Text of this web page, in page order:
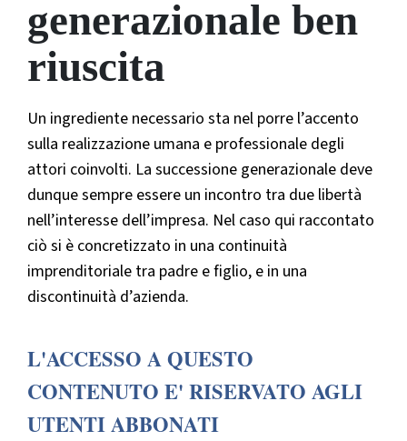
generazionale ben
riuscita
Un ingrediente necessario sta nel porre l’accento
sulla realizzazione umana e professionale degli
attori coinvolti. La successione generazionale deve
dunque sempre essere un incontro tra due libertà
nell’interesse dell’impresa. Nel caso qui raccontato
ciò si è concretizzato in una continuità
imprenditoriale tra padre e figlio, e in una
discontinuità d’azienda.
L'ACCESSO A QUESTO
CONTENUTO E' RISERVATO AGLI
UTENTI ABBONATI